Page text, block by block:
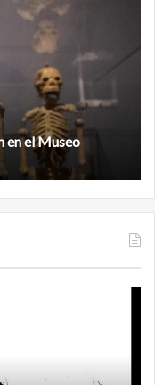
la
maya
virgen
al
norte
de
la
biosfera
de
Calakmul
Minanbé, la
Calakmul